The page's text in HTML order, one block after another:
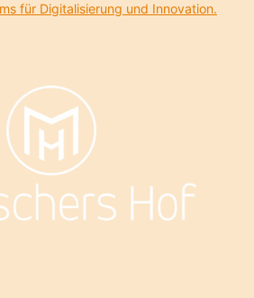
für Digitalisierung und Innovation.